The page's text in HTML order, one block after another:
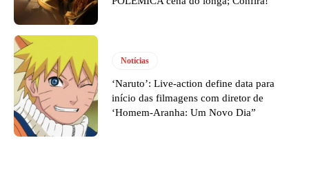
Notícias
‘Naruto’: Live-action define data para
início das filmagens com diretor de
‘Homem-Aranha: Um Novo Dia”